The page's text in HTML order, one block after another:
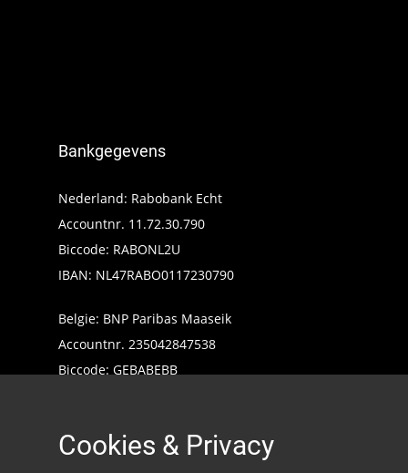
Bankgegevens
Nederland: Rabobank Echt
Accountnr. 11.72.30.790
Biccode: RABONL2U
IBAN: NL47RABO0117230790
Belgie: BNP Paribas Maaseik
Accountnr. 235042847538
Biccode: GEBABEBB
Cookies & Privacy